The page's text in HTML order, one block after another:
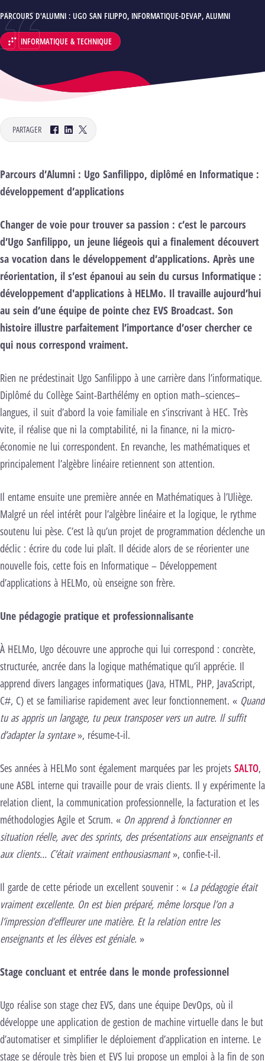
AUTEUR :
PARCOURS D'ALUMNI : UGO SAN FILIPPO, INFORMATIQUE-DEVAP, ALUMNI
DÉPARTEMENT :
INFORMATIQUE & TECHNIQUE
PARTAGER
Facebook
LinkedInTwitter
Parcours d’Alumni : Ugo Sanfilippo, diplômé en Informatique :
développement d’applications
Changer de voie pour trouver sa passion : c’est le parcours
d’Ugo Sanfilippo, un jeune liégeois qui a finalement découvert
sa vocation dans le développement d’applications. Après une
réorientation, il s’est épanoui au sein du cursus Informatique :
développement d'applications à HELMo. Il travaille aujourd’hui
au sein d’une équipe de pointe chez EVS Broadcast. Son
histoire illustre parfaitement l’importance d’oser chercher ce
qui nous correspond vraiment.
Rien ne prédestinait Ugo Sanfilippo à une carrière dans l’informatique.
Diplômé du Collège Saint-Barthélémy en option math–sciences–
langues, il suit d’abord la voie familiale en s’inscrivant à HEC. Très
vite, il réalise que ni la comptabilité, ni la finance, ni la micro-
économie ne lui correspondent. En revanche, les mathématiques et
principalement l’algèbre linéaire retiennent son attention.
Il entame ensuite une première année en Mathématiques à l’Uliège.
Malgré un réel intérêt pour l’algèbre linéaire et la logique, le rythme
soutenu lui pèse. C’est là qu’un projet de programmation déclenche un
déclic : écrire du code lui plaît. Il décide alors de se réorienter une
nouvelle fois, cette fois en Informatique – Développement
d’applications à HELMo, où enseigne son frère.
Une pédagogie pratique et professionnalisante
À HELMo, Ugo découvre une approche qui lui correspond : concrète,
structurée, ancrée dans la logique mathématique qu’il apprécie. Il
apprend divers langages informatiques (Java, HTML, PHP, JavaScript,
C#, C) et se familiarise rapidement avec leur fonctionnement. « Quand
tu as appris un langage, tu peux transposer vers un autre. Il suffit
d’adapter la syntaxe», résume-t-il.
Ses années à HELMo sont également marquées par les projets SALTO,
une ASBL interne qui travaille pour de vrais clients. Il y expérimente la
relation client, la communication professionnelle, la facturation et les
méthodologies Agile et Scrum. « On apprend à fonctionner en
situation réelle, avec des sprints, des présentations aux enseignants et
aux clients… C’était vraiment enthousiasmant», confie-t-il.
Il garde de cette période un excellent souvenir : « La pédagogie était
vraiment excellente. On est bien préparé, même lorsque l’on a
l’impression d’effleurer une matière. Et la relation entre les
enseignants et les élèves est géniale. »
Stage concluant et entrée dans le monde professionnel
Ugo réalise son stage chez EVS, dans une équipe DevOps, où il
développe une application de gestion de machine virtuelle dans le but
d’automatiser et simplifier le déploiement d’application en interne. Le
stage se déroule très bien et EVS lui propose un emploi à la fin de son